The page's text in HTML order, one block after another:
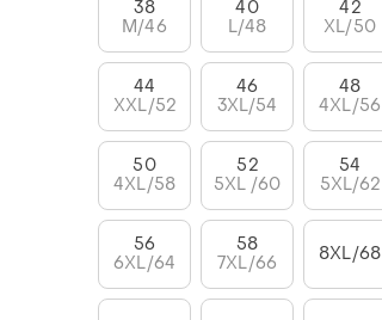
38
M/46
40
L/48
42
XL/50
44
XXL/52
46
3XL/54
48
4XL/56
50
4XL/58
52
5XL /60
54
5XL/62
56
6XL/64
58
7XL/66
8XL/68